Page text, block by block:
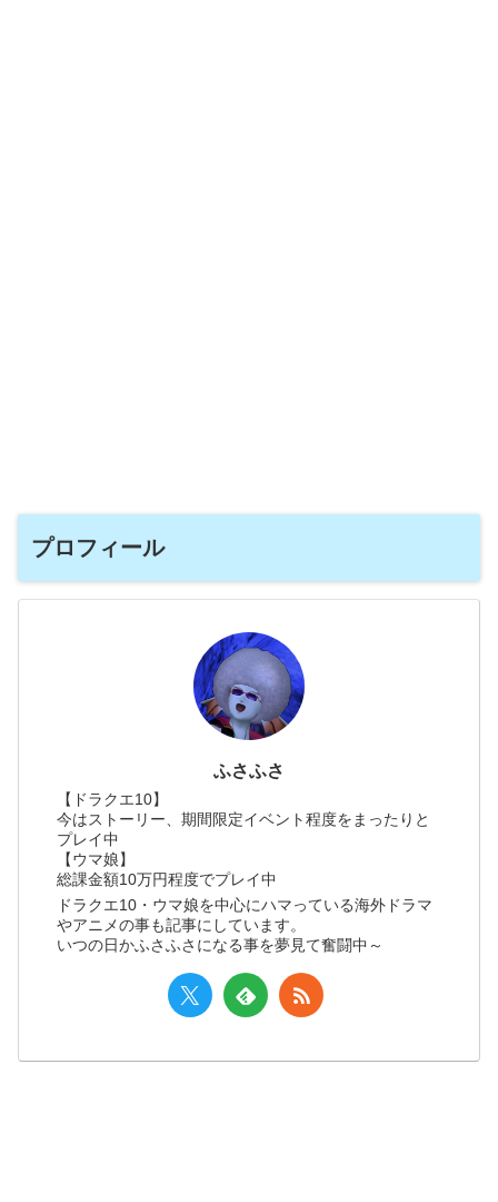
プロフィール
ふさふさ
【ドラクエ10】
今はストーリー、期間限定イベント程度をまったりと
プレイ中
【ウマ娘】
総課金額10万円程度でプレイ中
ドラクエ10・ウマ娘を中心にハマっている海外ドラマ
やアニメの事も記事にしています。
いつの日かふさふさになる事を夢見て奮闘中～